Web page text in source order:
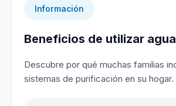
Información
Beneficios de utilizar
Descubre por qué muchas familias
sistemas de purificación en su